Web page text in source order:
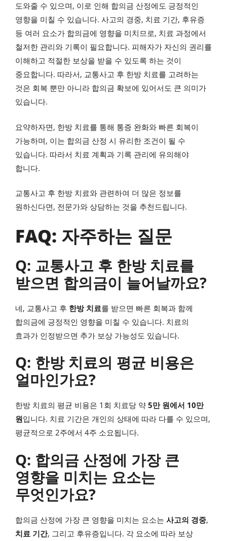
도와줄 수 있으며, 이로 인해 합의금 산정에도 긍정적인
영향을 미칠 수 있습니다. 사고의 경중, 치료 기간, 후유증
등 여러 요소가 합의금에 영향을 미치므로, 치료 과정에서
철저한 관리와 기록이 필요합니다. 피해자가 자신의 권리를
이해하고 적절한 보상을 받을 수 있도록 하는 것이
중요합니다. 따라서, 교통사고 후 한방 치료를 고려하는
것은 회복 뿐만 아니라 합의금 확보에 있어서도 큰 의미가
있습니다.
요약하자면, 한방 치료를 통해 통증 완화와 빠른 회복이
가능하며, 이는 합의금 산정 시 유리한 조건이 될 수
있습니다. 따라서 치료 계획과 기록 관리에 유의해야
합니다.
교통사고 후 한방 치료와 관련하여 더 많은 정보를
원하신다면, 전문가와 상담하는 것을 추천드립니다.
FAQ: 자주하는 질문
Q: 교통사고 후 한방 치료를
받으면 합의금이 늘어날까요?
네, 교통사고 후 한방 치료를 받으면 빠른 회복과 함께
합의금에 긍정적인 영향을 미칠 수 있습니다. 치료의
효과가 인정받으면 추가 보상 가능성도 있습니다.
Q: 한방 치료의 평균 비용은
얼마인가요?
한방 치료의 평균 비용은 1회 치료당 약 5만 원에서 10만
원입니다. 치료 기간은 개인의 상태에 따라 다를 수 있으며,
평균적으로 2주에서 4주 소요됩니다.
Q: 합의금 산정에 가장 큰
영향을 미치는 요소는
무엇인가요?
합의금 산정에 가장 큰 영향을 미치는 요소는 사고의 경중,
치료 기간, 그리고 후유증입니다. 각 요소에 따라 보상